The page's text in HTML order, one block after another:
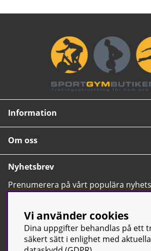
Information
Om oss
Nyhetsbrev
Prenumerera på vårt populära
tips, nyheter och våra allra bästa
Vi använder cookies
Dina uppgifter behandlas på ett
säkert sätt i enlighet med